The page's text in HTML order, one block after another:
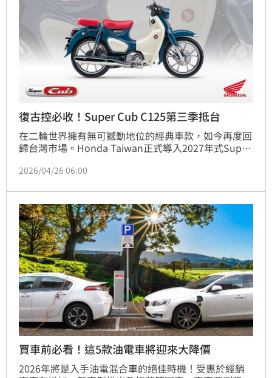
復古控必收！Super Cub C125第三季抵台
在二輪世界擁有無可撼動地位的經典車款，如今再度回
歸台灣市場。Honda Taiwan正式導入2027年式Super
核心，將復古美學與現代科技再度融合，替騎士帶來更
計2026年第三季正式到港。
2026/04/26 06:00
買車前必看！這5款油電車將迎來大降價
2026年將是入手油電混合車的絕佳時機！受惠於經銷